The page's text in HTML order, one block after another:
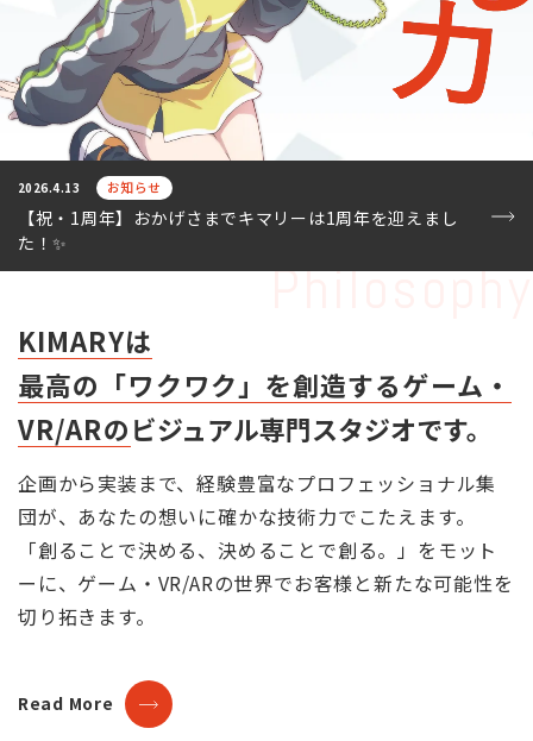
2026.4.13 お知らせ
【祝・1周年】おかげさまでキマリーは1周年を迎えまし
た！✨
Philosophy
KIMARYは
最高の「ワクワク」を創造するゲーム・
VR/ARのビジュアル専門スタジオです。
企画から実装まで、経験豊富なプロフェッショナル集
団が、 あなたの想いに確かな技術力でこたえます。
「創ることで決める、決めることで創る。」をモット
ーに、 ゲーム・VR/ARの世界でお客様と新たな可能性を
切り拓きます。
Read More